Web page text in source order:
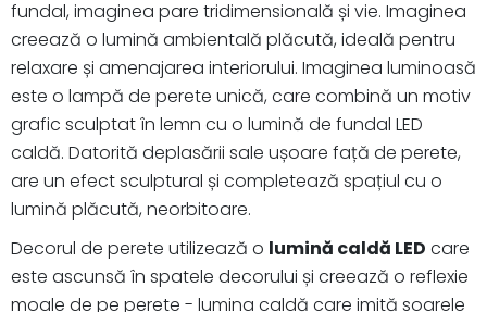
fundal, imaginea pare tridimensională și vie. Imaginea
creează o lumină ambientală plăcută, ideală pentru
relaxare și amenajarea interiorului. Imaginea luminoasă
este o lampă de perete unică, care combină un motiv
grafic sculptat în lemn cu o lumină de fundal LED
caldă. Datorită deplasării sale ușoare față de perete,
are un efect sculptural și completează spațiul cu o
lumină plăcută, neorbitoare.
Decorul de perete utilizează o lumină caldă LED care
este ascunsă în spatele decorului și creează o reflexie
moale de pe perete - lumina caldă care imită soarele